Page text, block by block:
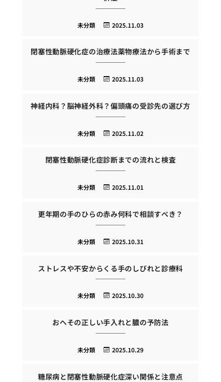
2025.11.03
未分類
閉塞性動脈硬化症の治療法薬物療法から手術まで
2025.11.03
未分類
神経内科？脳神経外科？偏頭痛の受診先の選び方
2025.11.02
未分類
閉塞性動脈硬化症診断までの流れと検査
2025.11.01
未分類
更年期の手のひらの赤み何科で相談すべき？
2025.10.31
未分類
ストレスや不安からくる手のしびれと診療科
2025.10.30
未分類
おへその正しい手入れと膿の予防法
2025.10.29
未分類
糖尿病と閉塞性動脈硬化症深い関係と注意点